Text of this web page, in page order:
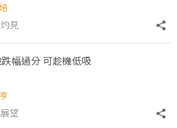
見
幅過分 可趁機低吸
望